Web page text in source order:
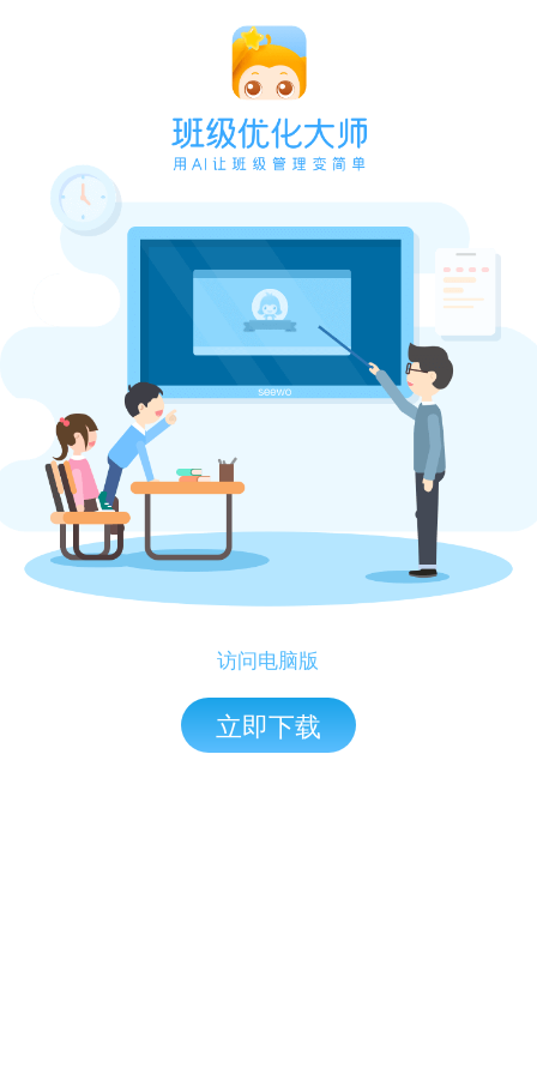
访问电脑版
立即下载